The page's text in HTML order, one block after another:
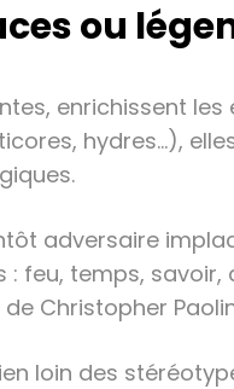
ou
enrichissent
hydres…),
adversaire
feu, temps,
de Christopher
loin des